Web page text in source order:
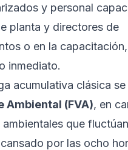
y personal
planta y directores de
o en la
inmediato.
acumulativa clásica se
Ambiental (FVA), en
que
por las ocho